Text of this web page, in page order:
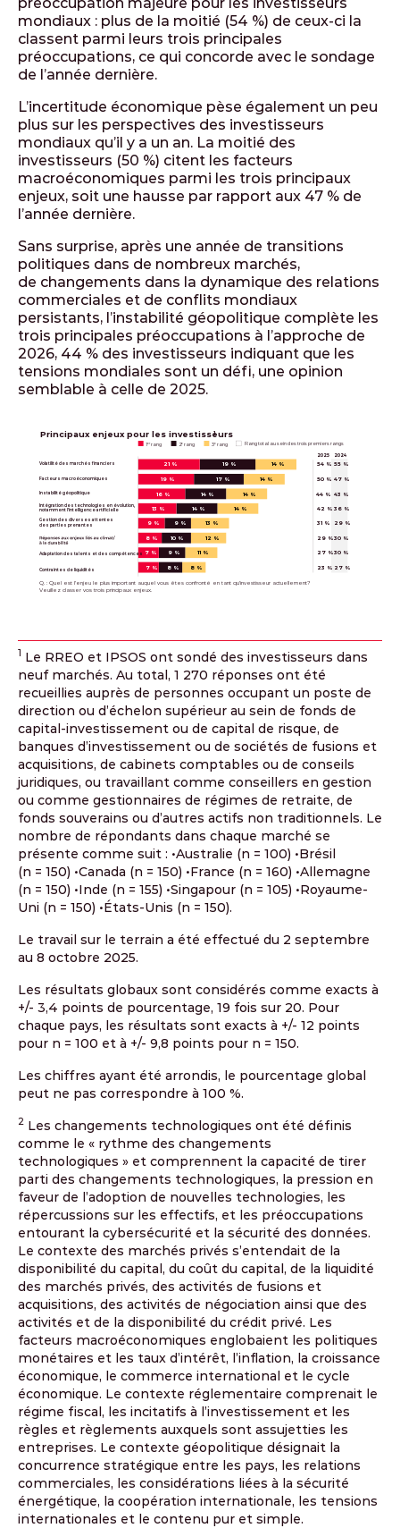
mondiaux : plus de la moitié (54 %) de ceux-ci la
classent parmi leurs trois principales
préoccupations, ce qui concorde avec le sondage
de l’année dernière.
L’incertitude économique pèse également un peu
plus sur les perspectives des investisseurs
mondiaux qu’il y a un an. La moitié des
investisseurs (50 %) citent les facteurs
macroéconomiques parmi les trois principaux
enjeux, soit une hausse par rapport aux 47 % de
l’année dernière.
Sans surprise, après une année de transitions
politiques dans de nombreux marchés,
de changements dans la dynamique des relations
commerciales et de conflits mondiaux
persistants, l’instabilité géopolitique complète les
trois principales préoccupations à l’approche de
2026, 44 % des investisseurs indiquant que les
tensions mondiales sont un défi, une opinion
semblable à celle de 2025.
Principaux enjeux pour les investisseurs
1
21 % 19 % 14 % 54 %
19 %
16 %
14 % 50 %
14 % 44 %
14 % 42 %
9 % 13 % 31 %
8 % 10 %
9 % 11 %
8 % 8 %
12 % 29 %
7 % 27 %
7 % 23 %
14 %
Volatilité des marchés financiers
Facteurs macroéconomiques
Instabilité géopolitique
Contraintes de liquidités
1er rang 3e rang
2e rang Rang total au sein des trois premiers rangs
17 %
55 %
47 %
43 %
36 %
29 %
30 %
30 %
27 %
2024
13 % 14 %
9 %
2025
Intégration des technologies en évolution,
notamment l’intelligence artificielle
Gestion des diverses attentes
des parties prenantes
Adaptation des talents et des compétences
Q. : Quel est l’enjeu le plus important auquel vous êtes confronté en tant qu’investisseur actuellement?
Veuillez classer vos trois principaux enjeux.
1 Le RREO et IPSOS ont sondé des investisseurs dans
neuf marchés. Au total, 1 270 réponses ont été
recueillies auprès de personnes occupant un poste de
direction ou d’échelon supérieur au sein de fonds de
capital-investissement ou de capital de risque, de
banques d’investissement ou de sociétés de fusions et
acquisitions, de cabinets comptables ou de conseils
juridiques, ou travaillant comme conseillers en gestion
ou comme gestionnaires de régimes de retraite, de
fonds souverains ou d’autres actifs non traditionnels. Le
nombre de répondants dans chaque marché se
présente comme suit : •Australie (n = 100) •Brésil
(n = 150) •Canada (n = 150) •France (n = 160) •Allemagne
(n = 150) •Inde (n = 155) •Singapour (n = 105) •Royaume-
Uni (n = 150) •États-Unis (n = 150).
Le travail sur le terrain a été effectué du 2 septembre
au 8 octobre 2025.
Les résultats globaux sont considérés comme exacts à
+/- 3,4 points de pourcentage, 19 fois sur 20. Pour
chaque pays, les résultats sont exacts à +/- 12 points
pour n = 100 et à +/- 9,8 points pour n = 150.
Les chiffres ayant été arrondis, le pourcentage global
peut ne pas correspondre à 100 %.
2 Les changements technologiques ont été définis
comme le « rythme des changements
technologiques » et comprennent la capacité de tirer
parti des changements technologiques, la pression en
faveur de l’adoption de nouvelles technologies, les
répercussions sur les effectifs, et les préoccupations
entourant la cybersécurité et la sécurité des données.
Le contexte des marchés privés s’entendait de la
disponibilité du capital, du coût du capital, de la liquidité
des marchés privés, des activités de fusions et
acquisitions, des activités de négociation ainsi que des
activités et de la disponibilité du crédit privé. Les
facteurs macroéconomiques englobaient les politiques
monétaires et les taux d’intérêt, l’inflation, la croissance
économique, le commerce international et le cycle
économique. Le contexte réglementaire comprenait le
régime fiscal, les incitatifs à l’investissement et les
règles et règlements auxquels sont assujetties les
entreprises. Le contexte géopolitique désignait la
concurrence stratégique entre les pays, les relations
commerciales, les considérations liées à la sécurité
énergétique, la coopération internationale, les tensions
internationales et le contenu pur et simple.